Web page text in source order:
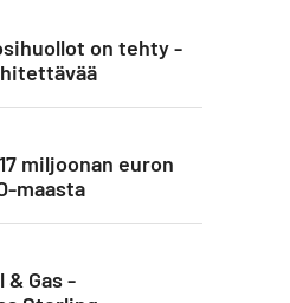
on tehty -
miljoonan euron
maasta
& Gas -